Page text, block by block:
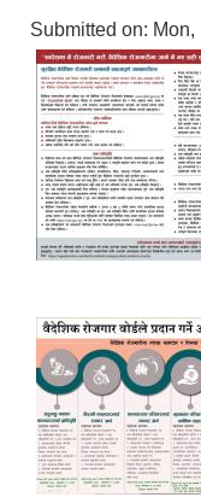
Submitted on: Mon,